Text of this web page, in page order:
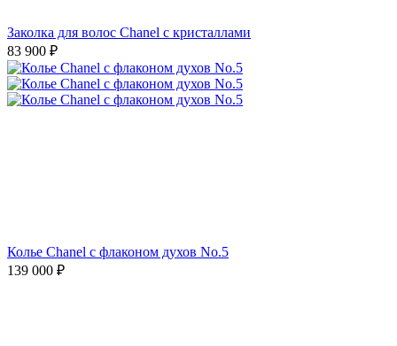
Заколка для волос Chanel с кристаллами
83 900 ₽
Колье Chanel с флаконом духов No.5
139 000 ₽